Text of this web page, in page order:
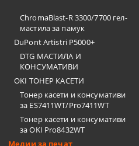
ChromaBlast-R 3300/7700 гел-
мастила за памук
DuPont Artistri P5000+
DTG МАСТИЛА И
КОНСУМАТИВИ
OKI ТОНЕР КАСЕТИ
Тонер касети и консумативи
за ES7411WT/Pro7411WT
Тонер касети и консумативи
за OKI Pro8432WT
Медии за печат